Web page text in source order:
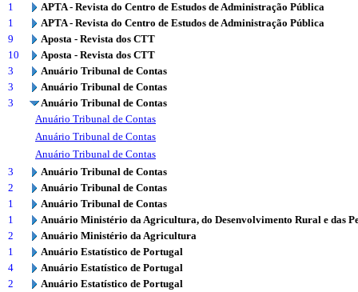
1
APTA - Revista do Centro de Estudos de Administração Pública
1
APTA - Revista do Centro de Estudos de Administração Pública
9
Aposta - Revista dos CTT
10
Aposta - Revista dos CTT
3
Anuário Tribunal de Contas
3
Anuário Tribunal de Contas
3
Anuário Tribunal de Contas
Anuário Tribunal de Contas
Anuário Tribunal de Contas
Anuário Tribunal de Contas
3
Anuário Tribunal de Contas
2
Anuário Tribunal de Contas
1
Anuário Tribunal de Contas
1
Anuário Ministério da Agricultura, do Desenvolvimento Rural e das
2
Anuário Ministério da Agricultura
1
Anuário Estatístico de Portugal
4
Anuário Estatístico de Portugal
2
Anuário Estatístico de Portugal